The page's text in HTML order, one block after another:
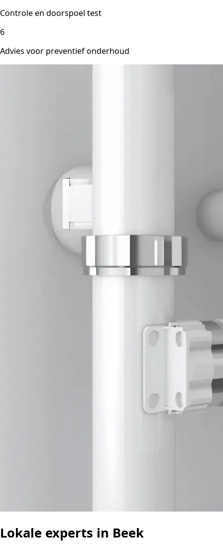
Controle en doorspoel test
6
Advies voor preventief onderhoud
Lokale experts in Beek